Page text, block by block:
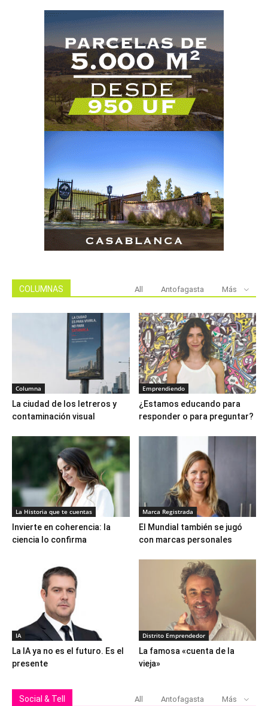
COLUMNAS All Antofagasta Más
Columna
La ciudad de los letreros y
contaminación visual
Emprendiendo
¿Estamos educando para
responder o para preguntar?
La Historia que te cuentas
Invierte en coherencia: la
ciencia lo confirma
Marca Registrada
El Mundial también se jugó
con marcas personales
IA
La IA ya no es el futuro. Es el
presente
Distrito Emprendedor
La famosa «cuenta de la
vieja»
Social & Tell All Antofagasta Más